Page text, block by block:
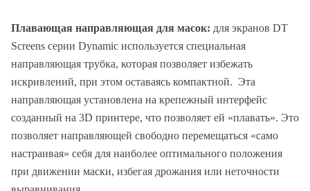
Плавающая направляющая для масок: для экранов DT
Screens серии Dynamic используется специальная
направляющая трубка, которая позволяет избежать
искривлений, при этом оставаясь компактной. Эта
направляющая установлена на крепежный интерфейс
созданный на 3D принтере, что позволяет ей «плавать». Это
позволяет направляющей свободно перемещаться «само
настраивая» себя для наиболее оптимального положения
при движении маски, избегая дрожания или неточности